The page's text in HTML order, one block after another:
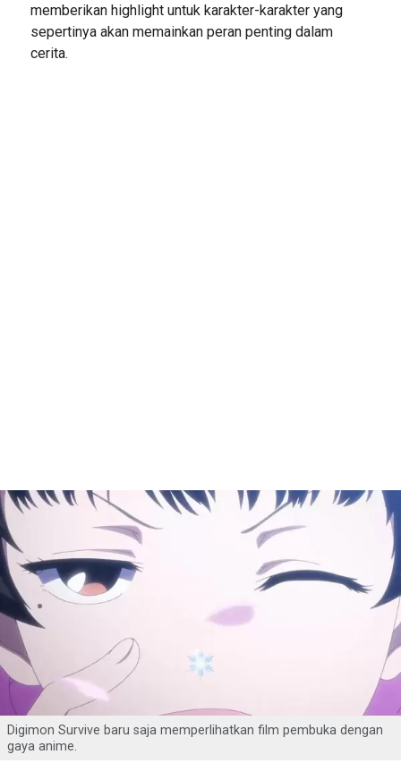
memberikan highlight untuk karakter-karakter yang
sepertinya akan memainkan peran penting dalam
cerita.
Digimon Survive baru saja memperlihatkan film pembuka dengan
gaya anime.